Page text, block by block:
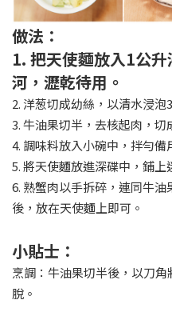
做法：
1. 把天使麵放入1公
河，瀝乾待用。
2. 洋葱切成幼絲，以清水浸泡
3. 牛油果切半，去核起肉，切
4. 調味料放入小碗中，拌勻備
5. 將天使麵放進深碟中，鋪上
6. 熟蟹肉以手拆碎，連同牛
後，放在天使麵上即可。
小貼士：
烹調：牛油果切半後，以刀
脫。